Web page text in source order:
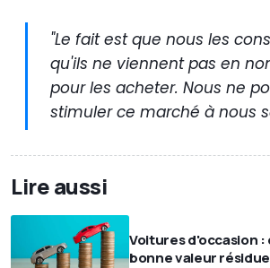
"Le fait est que nous les
qu'ils ne viennent pas en
pour les acheter. Nous ne
stimuler ce marché à nous
Lire aussi
Voitures d'occasion
bonne valeur